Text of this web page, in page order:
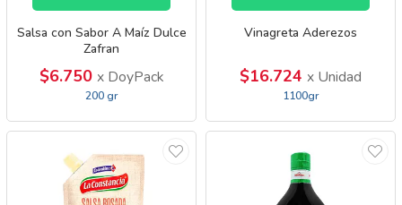
Salsa con Sabor A Maíz Dulce
Zafran
$6.750 x DoyPack
200 gr
Vinagreta Aderezos
$16.724 x Unidad
1100gr